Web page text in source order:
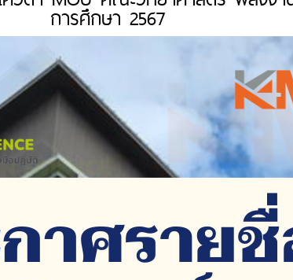
การศึกษา 2567